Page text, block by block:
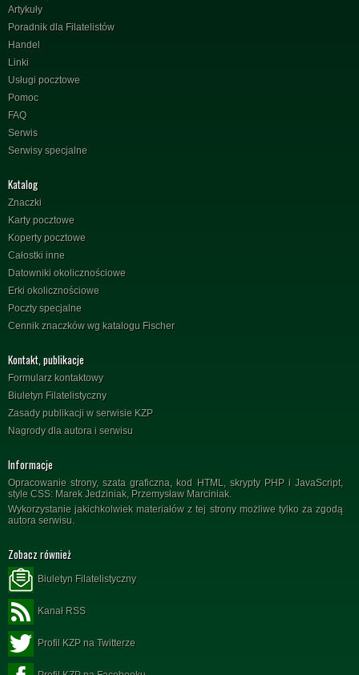
Artykuły
Poradnik dla Filatelistów
Handel
Linki
Usługi pocztowe
Pomoc
FAQ
Serwis
Serwisy specjalne
Katalog
Znaczki
Karty pocztowe
Koperty pocztowe
Całostki inne
Datowniki okolicznościowe
Erki okolicznościowe
Poczty specjalne
Cennik znaczków wg katalogu Fischer
Kontakt, publikacje
Formularz kontaktowy
Biuletyn Filatelistyczny
Zasady publikacji w serwisie KZP
Nagrody dla autora i serwisu
Informacje
Opracowanie strony, szata graficzna, kod HTML, skrypty PHP i JavaScript,
style CSS: Marek Jedziniak, Przemysław Marciniak.
Wykorzystanie jakichkolwiek materiałów z tej strony możliwe tylko za zgodą
autora serwisu.
Zobacz również
Biuletyn Filatelistyczny
Kanał RSS
Profil KZP na Twitterze